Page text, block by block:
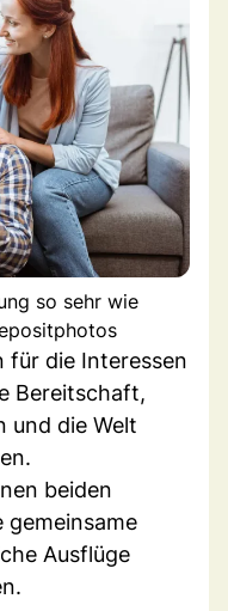
so sehr wie
für die Interessen
Bereitschaft,
und die Welt
beiden
gemeinsame
Ausflüge